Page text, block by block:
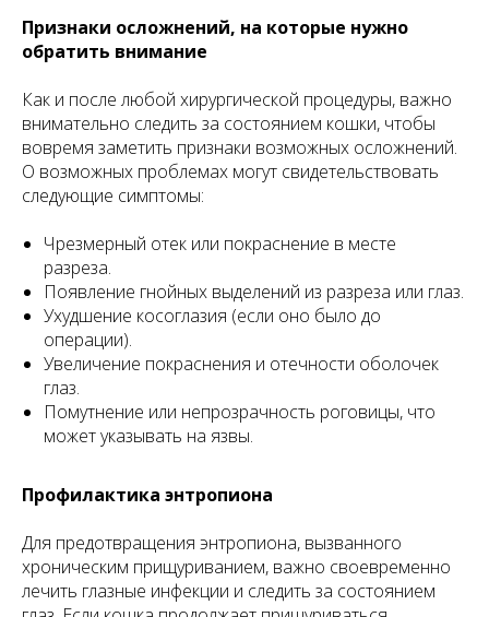
Признаки осложнений, на которые нужно
обратить внимание
Как и после любой хирургической процедуры, важно
внимательно следить за состоянием кошки, чтобы
вовремя заметить признаки возможных осложнений.
О возможных проблемах могут свидетельствовать
следующие симптомы:
Чрезмерный отек или покраснение в месте
разреза.
Появление гнойных выделений из разреза или глаз.
Ухудшение косоглазия (если оно было до
операции).
Увеличение покраснения и отечности оболочек
глаз.
Помутнение или непрозрачность роговицы, что
может указывать на язвы.
Профилактика энтропиона
Для предотвращения энтропиона, вызванного
хроническим прищуриванием, важно своевременно
лечить глазные инфекции и следить за состоянием